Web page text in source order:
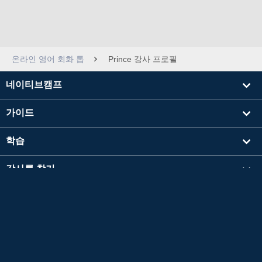
온라인 영어 회화 톱 Prince 강사 프로필
네이티브캠프
가이드
학습
강사를 찾기